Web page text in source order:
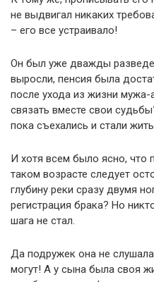
не выдвигал никаких
– его все устраивало!
Он был уже дважды
выросли, пенсия была
после ухода из жизни мужа-
связать вместе свои
пока съехались и стали
И хотя всем было ясно, что
таком возрасте следует
глубину реки сразу двумя
регистрация брака? Но
шага не стал.
Да подружек она не
могут! А у сына была своя